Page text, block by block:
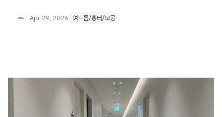
Apr 29, 2026 여드름/흉터/모공